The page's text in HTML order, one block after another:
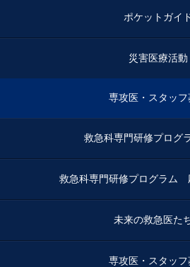
ポケットガイ
災害医療活動
専攻医・スタッフ
救急科専門研修プログ
救急科専門研修プログラム
未来の救急医た
専攻医・スタッフ